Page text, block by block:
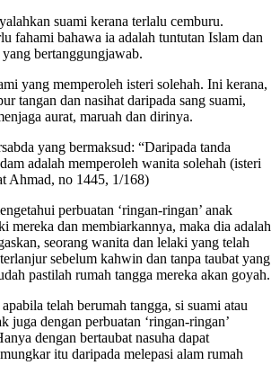
suami kerana terlalu cemburu.
fahami bahawa ia adalah tuntutan Islam dan
bertanggungjawab.
yang memperoleh isteri solehah. Ini kerana,
tangan dan nasihat daripada sang suami,
aurat, maruah dan dirinya.
yang bermaksud: “Daripada tanda
adalah memperoleh wanita solehah (isteri
Ahmad, no 1445, 1/168)
perbuatan ‘ringan-ringan’ anak
mereka dan membiarkannya, maka dia adalah
seorang wanita dan lelaki yang telah
sebelum kahwin dan tanpa taubat yang
pastilah rumah tangga mereka akan goyah.
telah berumah tangga, si suami atau
juga dengan perbuatan ‘ringan-ringan’
dengan bertaubat nasuha dapat
itu daripada melepasi alam rumah